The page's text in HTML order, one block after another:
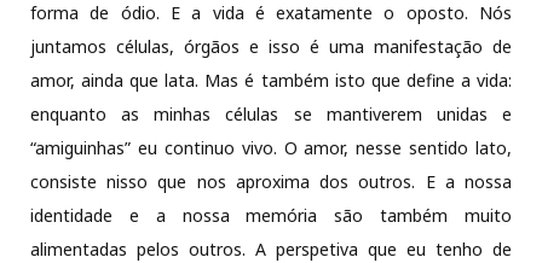
forma de ódio. E a vida é exatamente o oposto. Nós
juntamos células, órgãos e isso é uma manifestação de
amor, ainda que lata. Mas é também isto que define a vida:
enquanto as minhas células se mantiverem unidas e
“amiguinhas” eu continuo vivo. O amor, nesse sentido lato,
consiste nisso que nos aproxima dos outros. E a nossa
identidade e a nossa memória são também muito
alimentadas pelos outros. A perspetiva que eu tenho de